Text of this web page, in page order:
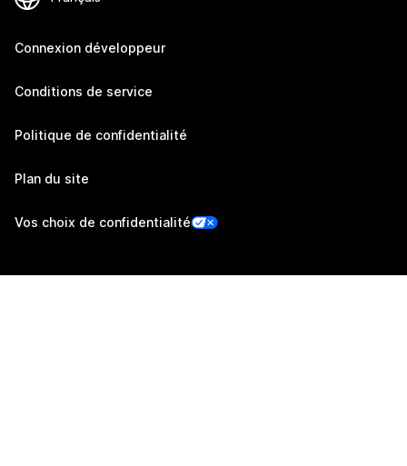
Connexion développeur
Conditions de service
Politique de confidentialité
Plan du site
Vos choix de confidentialité